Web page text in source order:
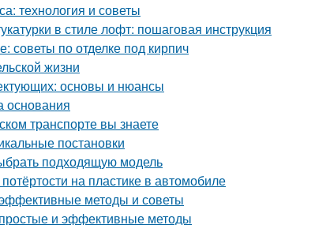
технология и советы
в стиле лофт: пошаговая инструкция
советы по отделке под кирпич
жизни
основы и нюансы
основания
транспорте вы знаете
постановки
подходящую модель
на пластике в автомобиле
методы и советы
и эффективные методы